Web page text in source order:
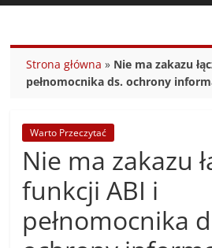
Strona główna » Nie ma zakazu
pełnomocnika ds. ochrony
Warto Przeczytać
Nie ma zakazu
funkcji ABI i
pełnomocnika